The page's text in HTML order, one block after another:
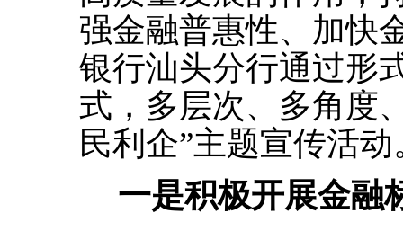
强金融普惠性、加快
银行汕头分行通过形
式，多层次、多角度
民利企”主题宣传活动
一是积极开展金融